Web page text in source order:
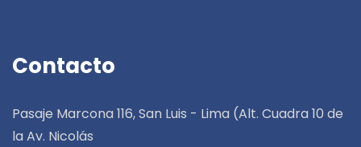
Contacto
Pasaje Marcona 116, San Luis - Lima (Alt. Cuadra 10 de
la Av. Nicolás